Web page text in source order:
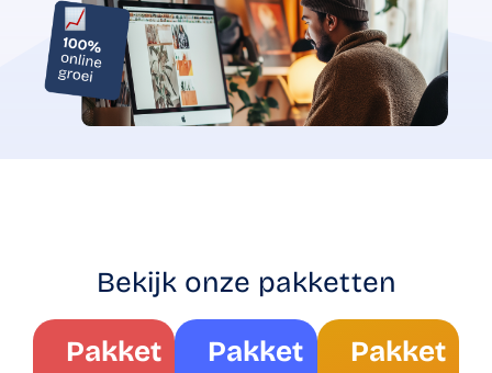
Bekijk onze pakketten
Pakket
Pakket
Pakket